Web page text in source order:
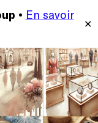
• En savoir
✕
MENU